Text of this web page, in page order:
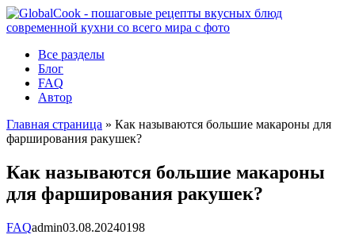
Перейти
к
Все разделы
Блог
FAQ
Автор
Главная страница » Как называются большие макароны для
фарширования ракушек?
Как называются большие макароны
для фарширования ракушек?
FAQadmin03.08.20240198